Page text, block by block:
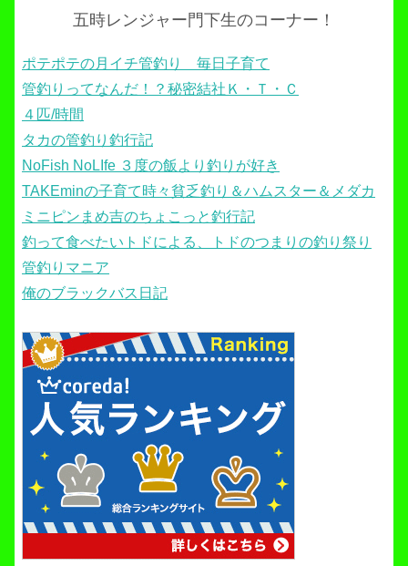
五時レンジャー門下生のコーナー！
ポテポテの月イチ管釣り 毎日子育て
管釣りってなんだ！？秘密結社Ｋ・Ｔ・Ｃ
４匹/時間
タカの管釣り釣行記
NoFish NoLIfe ３度の飯より釣りが好き
TAKEminの子育て時々貧乏釣り＆ハムスター＆メダカ
ミニピンまめ吉のちょこっと釣行記
釣って食べたいトドによる、トドのつまりの釣り祭り
管釣りマニア
俺のブラックバス日記